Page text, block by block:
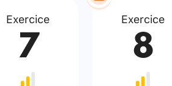
Exercice
7
Exercice
8